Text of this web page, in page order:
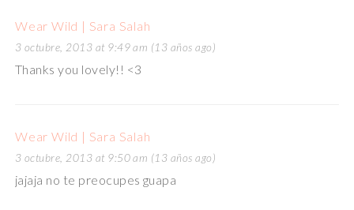
Wear Wild | Sara Salah
3 octubre, 2013 at 9:49 am (13 años ago)
Thanks you lovely!! <3
Wear Wild | Sara Salah
3 octubre, 2013 at 9:50 am (13 años ago)
jajaja no te preocupes guapa